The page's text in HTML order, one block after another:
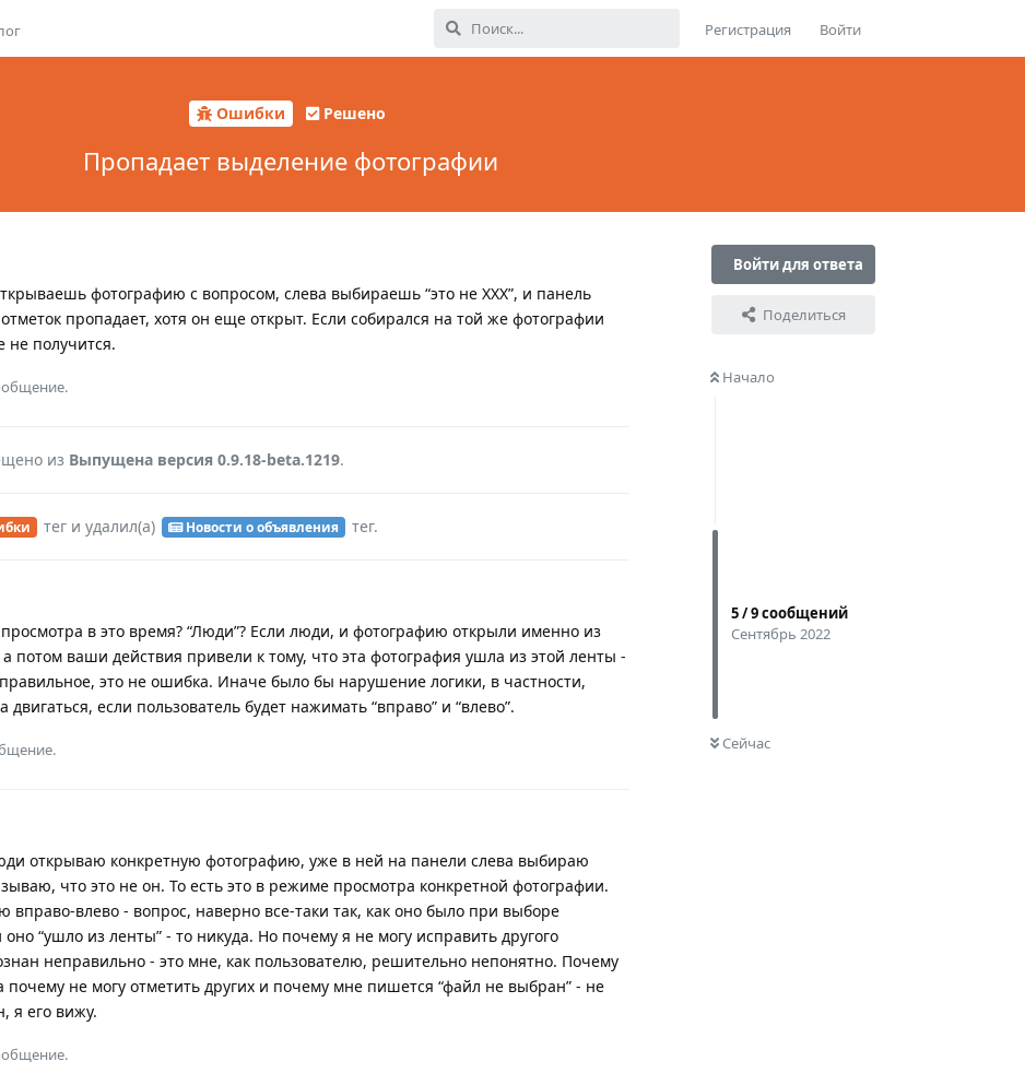
Регистрация Войти
Ошибки Решено
Пропадает выделение фотографии
Войти для ответа
Поделиться
Начало
5/9сообщений
Сентябрь 2022
Сейчас
фотографию с вопросом, слева выбираешь “это не ХХХ”, и панель
пропадает, хотя он еще открыт. Если собирался на той же фотографии
не получится.
из Выпущена версия 0.9.18-beta.1219.
теги удалил(а) Новости о объявления тег.
в это время? “Люди”? Если люди, и фотографию открыли именно из
а потом ваши действия привели к тому, что эта фотография ушла из этой ленты -
это не ошибка. Иначе было бы нарушение логики, в частности,
если пользователь будет нажимать “вправо” и “влево”.
открываю конкретную фотографию, уже в ней на панели слева выбираю
что это не он. То есть это в режиме просмотра конкретной фотографии.
вправо-влево - вопрос, наверно все-таки так, как оно было при выборе
“ушло из ленты” - то никуда. Но почему я не могу исправить другого
неправильно - это мне, как пользователю, решительно непонятно. Почему
почему не могу отметить других и почему мне пишется “файл не выбран” - не
я его вижу.